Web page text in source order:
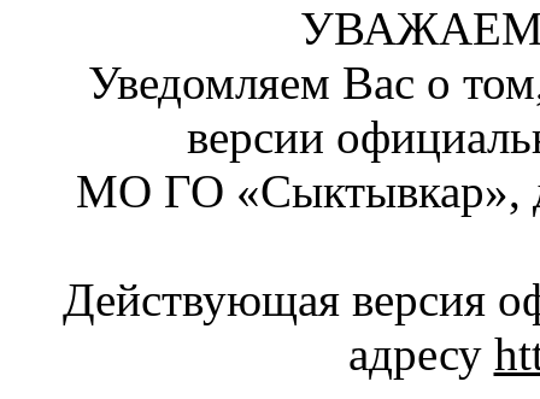
Уведомляем Вас о
версии
МО ГО «Сыктывкар»,
Действующая версия
адресу